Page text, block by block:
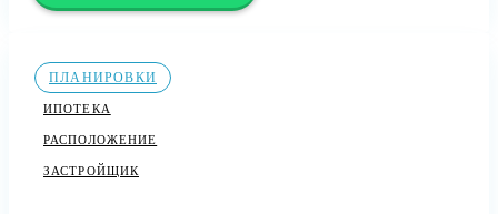
ПЛАНИРОВКИ
ИПОТЕКА
РАСПОЛОЖЕНИЕ
ЗАСТРОЙЩИК